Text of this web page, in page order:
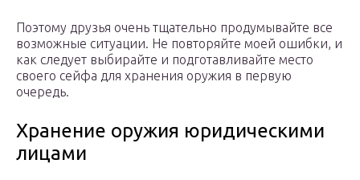
Поэтому друзья очень тщательно продумывайте все
возможные ситуации. Не повторяйте моей ошибки, и
как следует выбирайте и подготавливайте место
своего сейфа для хранения оружия в первую
очередь.
Хранение оружия юридическими
лицами